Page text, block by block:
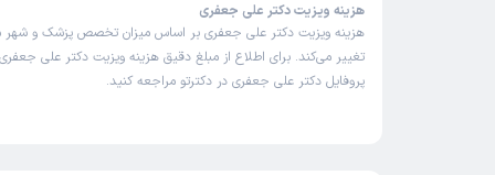
هزینه ویزیت دکتر علی جعفری
هزینه ویزیت دکتر علی جعفری بر اساس میزان تخصص پزشک و
تغییر می‌کند. برای اطلاع از مبلغ دقیق هزینه ویزیت دکتر علی
پروفایل دکتر علی جعفری در دکترتو مراجعه کنید.